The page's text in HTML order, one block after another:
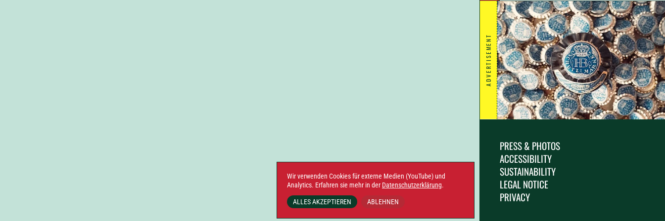
ADVERTISEMENT
PRESS & PHOTOS
ACCESSIBILITY
SUSTAINABILITY
LEGAL NOTICE
PRIVACY
Wir verwenden Cookies für externe Medien (YouTube) und
Analytics. Erfahren sie mehr in der Datenschutzerklärung.
ALLES AKZEPTIEREN ABLEHNEN